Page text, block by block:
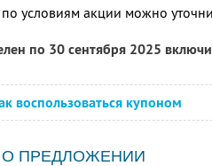
условиям акции можно
по 30 сентября 2025
воспользоваться купоном
ПРЕДЛОЖЕНИИ